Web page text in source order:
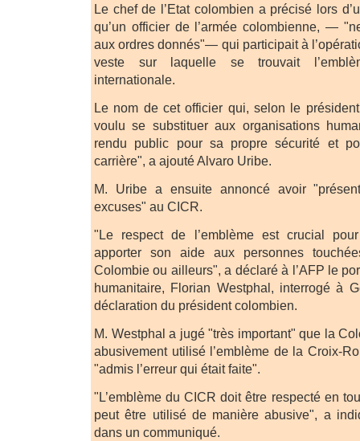
Le chef de l’Etat colombien a précisé lors
qu’un officier de l’armée colombienne, —
aux ordres donnés"— qui participait à
veste sur laquelle se trouvait
internationale.
Le nom de cet officier qui, selon le
voulu se substituer aux organisations
rendu public pour sa propre sécurité et
carrière", a ajouté Alvaro Uribe.
M. Uribe a ensuite annoncé avoir
excuses" au CICR.
"Le respect de l’emblème est crucial
apporter son aide aux personnes
Colombie ou ailleurs", a déclaré à l’AFP le
humanitaire, Florian Westphal, interrogé à
déclaration du président colombien.
M. Westphal a jugé "très important" que la
abusivement utilisé l’emblème de la Croix-
"admis l’erreur qui était faite".
"L’emblème du CICR doit être respecté en
peut être utilisé de manière abusive", a
dans un communiqué.